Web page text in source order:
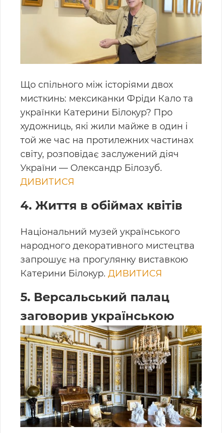
Що спільного між історіями двох
мисткинь: мексиканки Фріди Кало та
українки Катерини Білокур? Про
художниць, які жили майже в один і
той же час на протилежних частинах
світу, розповідає заслужений діяч
України — Олександр Білозуб.
ДИВИТИСЯ
4. Життя в обіймах квітів
Національний музей українського
народного декоративного мистецтва
запрошує на прогулянку виставкою
Катерини Білокур. ДИВИТИСЯ
5. Версальський палац
заговорив українською